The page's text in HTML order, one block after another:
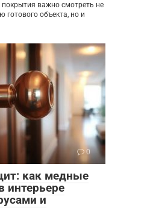
важно смотреть не
готового объекта, но и
0
как медные
интерьере
и